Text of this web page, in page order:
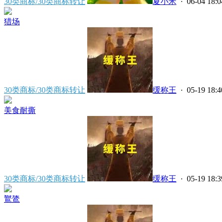
猎场
30类商标/30类商标转让 缓称王 · 05-19
美食耐撕
30类商标/30类商标转让 缓称王 · 05-19
鸑鷟